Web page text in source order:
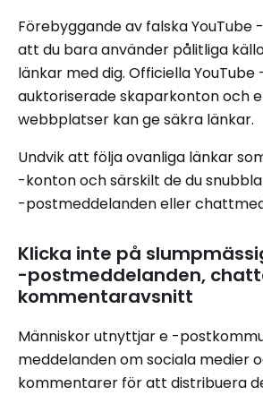
Förebyggande av falska YouTube
att du bara använder pålitliga
länkar med dig. Officiella
auktoriserade skaparkonton och
webbplatser kan ge säkra länkar.
Undvik att följa ovanliga länkar
-konton och särskilt de du
-postmeddelanden eller
Klicka inte på
-postmeddelanden,
kommentaravsnitt
Människor utnyttjar e -
meddelanden om sociala medier
kommentarer för att distribuera